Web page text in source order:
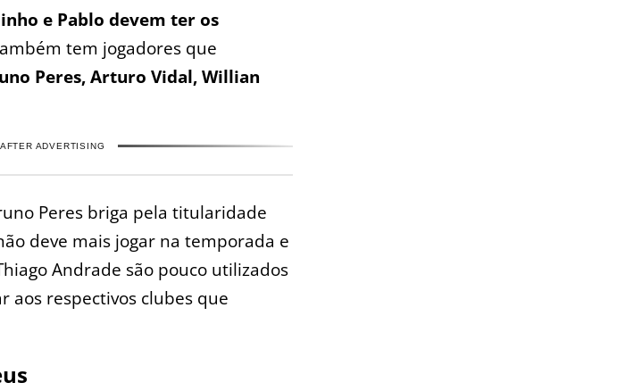
e Pablo devem ter os
tem jogadores que
Peres, Arturo Vidal, Willian
ADVERTISING
Peres briga pela titularidade
deve mais jogar na temporada e
Andrade são pouco utilizados
aos respectivos clubes que